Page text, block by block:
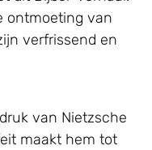
ontmoeting van
verfrissend en
van Nietzsche
maakt hem tot